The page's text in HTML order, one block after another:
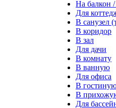
На балкон
Для
В санузел
В коридор
В зал
Для дачи
В комнату
В ванную
Для офиса
В
В
Для